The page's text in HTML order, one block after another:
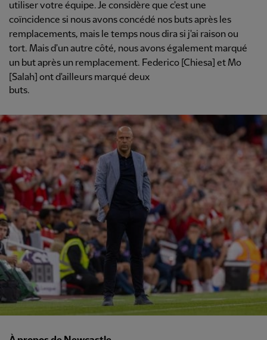
utiliser votre équipe. Je considère que c'est une
coïncidence si nous avons concédé nos buts après les
remplacements, mais le temps nous dira si j'ai raison ou
tort. Mais d'un autre côté, nous avons également marqué
un but après un remplacement. Federico [Chiesa] et Mo
[Salah] ont d'ailleurs marqué deux
buts.